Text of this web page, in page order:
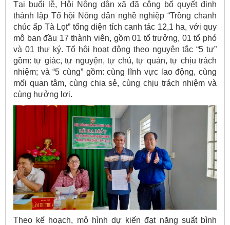
Tại buổi lễ, Hội Nông dân xã đã công bố quyết định
thành lập Tổ hội Nông dân nghề nghiệp “Trồng chanh
chúc ấp Tà Lọt” tổng diện tích canh tác 12,1 ha, với quy
mô ban đầu 17 thành viên, gồm 01 tổ trưởng, 01 tổ phó
và 01 thư ký. Tổ hội hoạt động theo nguyên tắc “5 tự”
gồm: tự giác, tự nguyện, tự chủ, tự quản, tự chịu trách
nhiệm; và “5 cùng” gồm: cùng lĩnh vực lao động, cùng
mối quan tâm, cùng chia sẻ, cùng chịu trách nhiệm và
cùng hưởng lợi.
Theo kế hoạch, mô hình dự kiến đạt năng suất bình